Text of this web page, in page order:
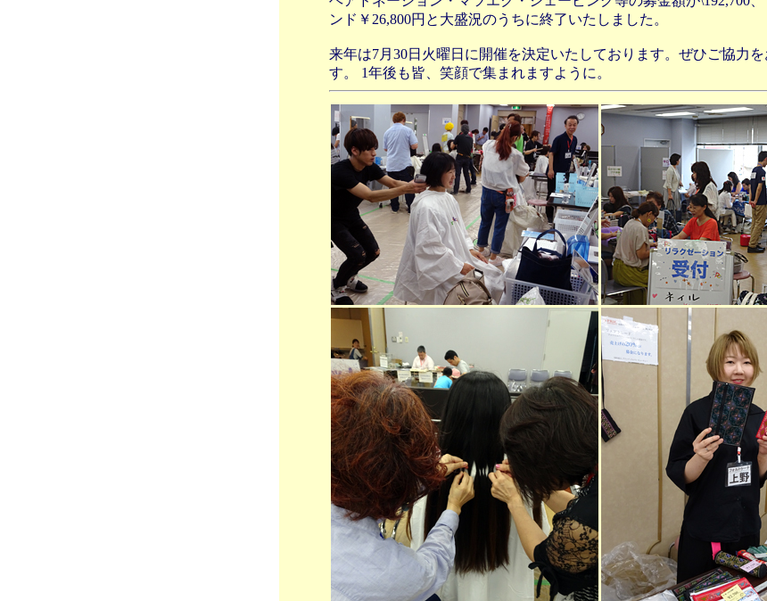
ンド￥26,800円と大盛況のうちに終了いたしました。
来年は7月30日火曜日に開催を決定いたしております。ぜひご協力を
す。 1年後も皆、笑顔で集まれますように。